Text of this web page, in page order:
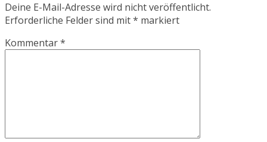
Deine E-Mail-Adresse wird nicht veröffentlicht.
Erforderliche Felder sind mit* markiert
Kommentar*